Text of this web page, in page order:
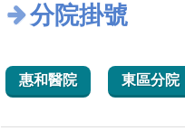
分院掛號
惠和醫院 東區分院